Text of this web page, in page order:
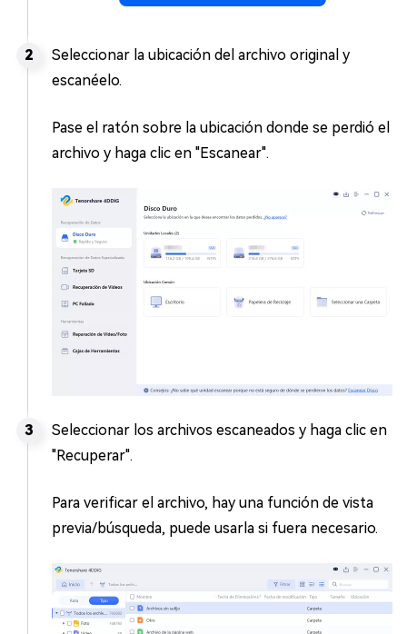
Seleccionar la ubicación del archivo original y
escanéelo.
Pase el ratón sobre la ubicación donde se perdió el
archivo y haga clic en "Escanear".
Seleccionar los archivos escaneados y haga clic en
"Recuperar".
Para verificar el archivo, hay una función de vista
previa/búsqueda, puede usarla si fuera necesario.